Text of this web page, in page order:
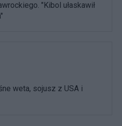
"Kibol ułaskawił
weta, sojusz z USA i